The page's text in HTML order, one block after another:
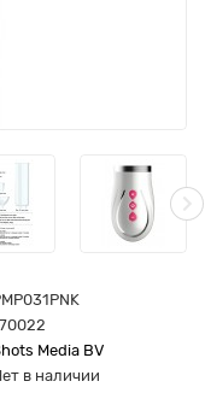
Media BV
в наличии